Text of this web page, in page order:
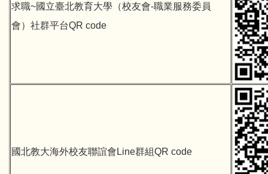
求職~國立臺北教育大學（校友會-職業服務委員
會）社群平台QR code
國北教大海外校友聯誼會 Line群組QR code